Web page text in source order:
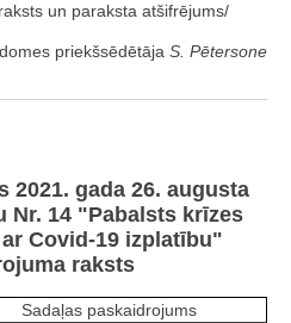
un paraksta atšifrējums/
priekšsēdētāja S. Pētersone
2021. gada 26. augusta
Nr. 14 "Pabalsts krīzes
Covid-19 izplatību"
raksts
Sadaļas paskaidrojums